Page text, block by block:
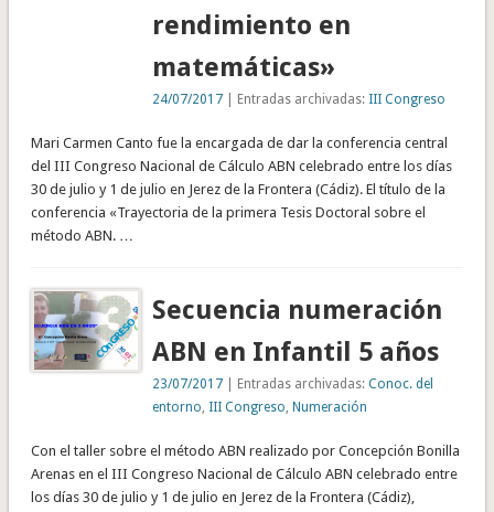
rendimiento en
matemáticas»
24/07/2017 | Entradas archivadas: III Congreso
Mari Carmen Canto fue la encargada de dar la conferencia central
del III Congreso Nacional de Cálculo ABN celebrado entre los días
30 de julio y 1 de julio en Jerez de la Frontera (Cádiz). El título de la
conferencia «Trayectoria de la primera Tesis Doctoral sobre el
método ABN. …
Secuencia numeración
ABN en Infantil 5 años
23/07/2017 | Entradas archivadas:Conoc. del
entorno III Congreso ,Numeración
Con el taller sobre el método ABN realizado por Concepción Bonilla
Arenas en el III Congreso Nacional de Cálculo ABN celebrado entre
los días 30 de julio y 1 de julio en Jerez de la Frontera (Cádiz),